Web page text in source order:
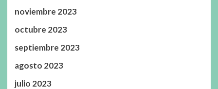
noviembre 2023
octubre 2023
septiembre 2023
agosto 2023
julio 2023